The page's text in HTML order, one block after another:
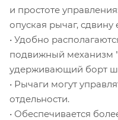
и простоте
опуская рычаг,
• Удобно
подвижный механизм
удерживающий борт
• Рычаги могут
отдельности.
• Обеспечивается